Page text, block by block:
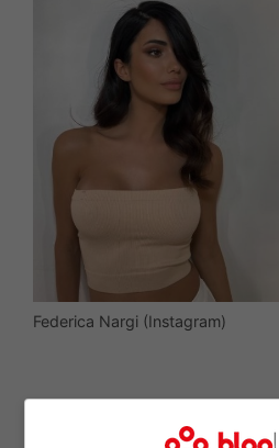
Federica Nargi (Instagram)